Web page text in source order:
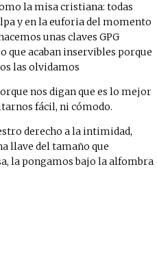
la misa cristiana: todas
y en la euforia del momento
unas claves GPG
que acaban inservibles porque
las olvidamos
nos digan que es lo mejor
fácil, ni cómodo.
derecho a la intimidad,
llave del tamaño que
la pongamos bajo la alfombra